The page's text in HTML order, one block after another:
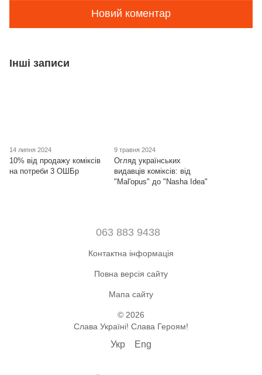
Новий коментар
Інші записи
14 липня 2024
10% від продажу коміксів
на потреби 3 ОШБр
9 травня 2024
Огляд українських
видавців коміксів: від
"Mal'opus" до "Nasha Idea"
063 883 9438
Контактна інформація
Повна версія сайту
Мапа сайту
© 2026
Слава Україні! Слава Героям!
Укр Eng